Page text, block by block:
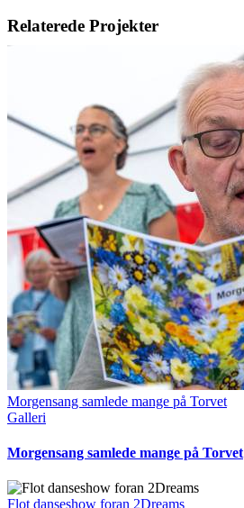
Facebook
X
LinkedIn
E-
Relaterede Projekter
Morgensang samlede mange på Torvet
Galleri
Morgensang samlede mange på Torvet
Flot danseshow foran 2Dreams